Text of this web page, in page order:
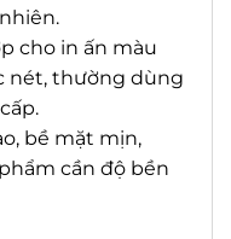
cho in ấn màu
nét, thường dùng
bề mặt mịn,
cần độ bền